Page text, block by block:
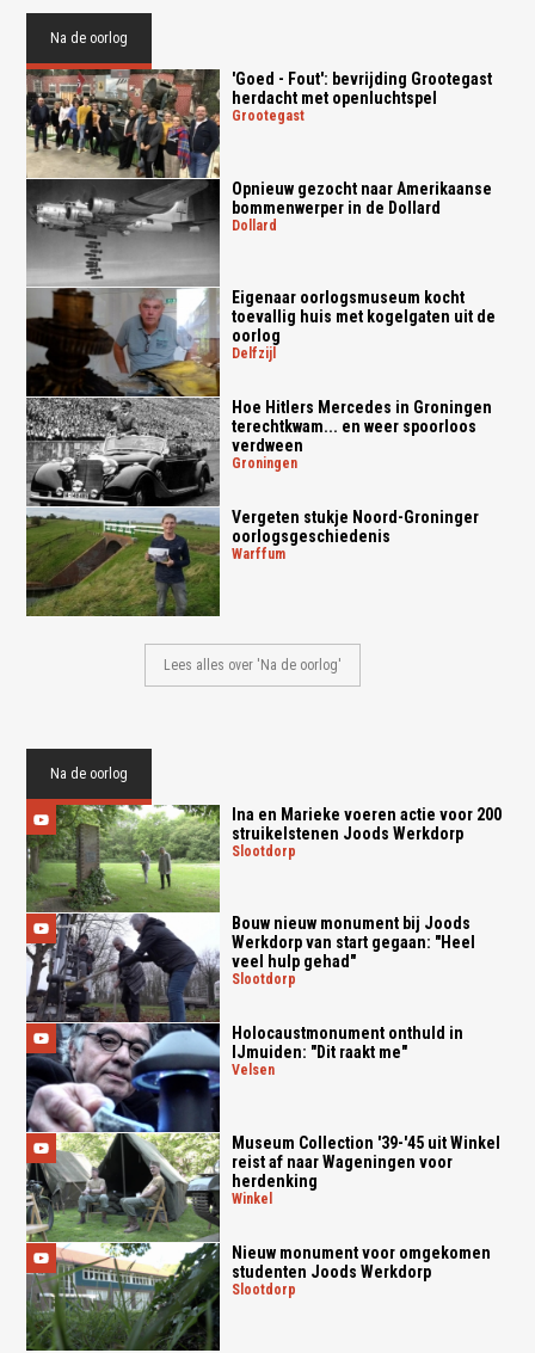
Na de oorlog
'Goed - Fout': bevrijding Grootegast
herdacht met openluchtspel
grootegast
Opnieuw gezocht naar Amerikaanse
bommenwerper in de Dollard
dollard
Eigenaar oorlogsmuseum kocht
toevallig huis met kogelgaten uit de
oorlog
delfzijl
Hoe Hitlers Mercedes in Groningen
terechtkwam... en weer spoorloos
verdween
groningen
Vergeten stukje Noord-Groninger
oorlogsgeschiedenis
warffum
Lees alles over 'Na de oorlog'
Na de oorlog
Ina en Marieke voeren actie voor 200
struikelstenen Joods Werkdorp
slootdorp
Bouw nieuw monument bij Joods
Werkdorp van start gegaan: "Heel
veel hulp gehad"
slootdorp
Holocaustmonument onthuld in
IJmuiden: "Dit raakt me"
velsen
Museum Collection '39-'45 uit Winkel
reist af naar Wageningen voor
herdenking
winkel
Nieuw monument voor omgekomen
studenten Joods Werkdorp
slootdorp